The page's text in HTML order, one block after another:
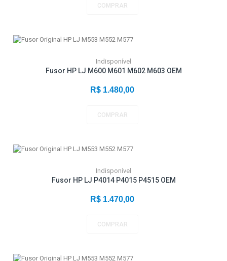
COMPRAR
Indisponível
Fusor HP LJ M600 M601 M602 M603 OEM
R$ 1.480,00
COMPRAR
Indisponível
Fusor HP LJ P4014 P4015 P4515 OEM
R$ 1.470,00
COMPRAR